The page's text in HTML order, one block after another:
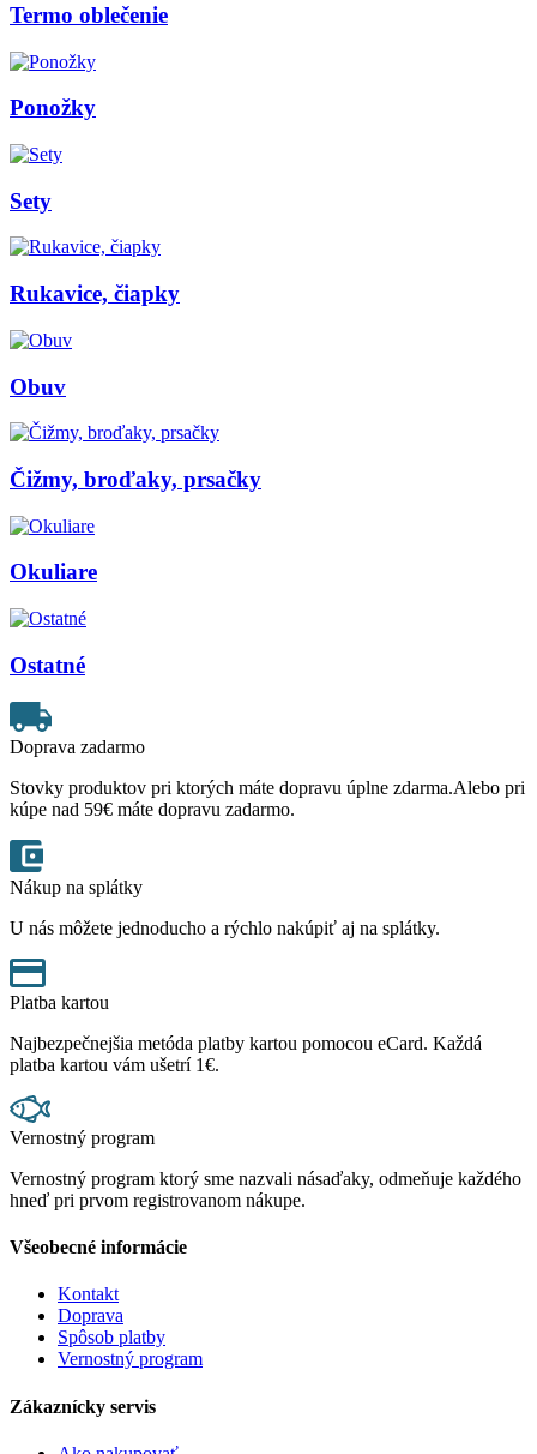
Termo oblečenie
Ponožky
Sety
Rukavice, čiapky
Obuv
Čižmy, broďaky, prsačky
Okuliare
Ostatné
Doprava zadarmo
Stovky produktov pri ktorých máte dopravu úplne zdarma.Alebo pri
kúpe nad 59€ máte dopravu zadarmo.
Nákup na splátky
U nás môžete jednoducho a rýchlo nakúpiť aj na splátky.
Platba kartou
Najbezpečnejšia metóda platby kartou pomocou eCard. Každá
platba kartou vám ušetrí 1€.
Vernostný program
Vernostný program ktorý sme nazvali násaďaky, odmeňuje každého
hneď pri prvom registrovanom nákupe.
Všeobecné informácie
Kontakt
Doprava
Spôsob platby
Vernostný program
Zákaznícky servis